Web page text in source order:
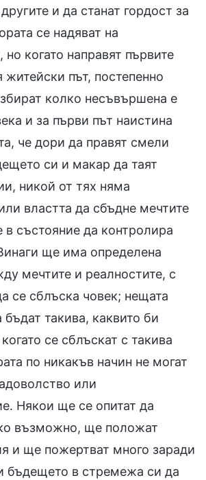
и да станат гордост за
се надяват на
когато направят първите
житейски път, постепенно
колко несъвършена е
и за първи път наистина
че дори да правят смели
си и макар да таят
никой от тях няма
властта да сбъдне мечтите
в състояние да контролира
ще има определена
мечтите и реалностите, с
се сблъска човек; нещата
бъдат такива, каквито би
се сблъскат с такива
по никакъв начин не могат
или
Някои ще се опитат да
възможно, ще положат
и ще пожертват много заради
бъдещето в стремежа си да